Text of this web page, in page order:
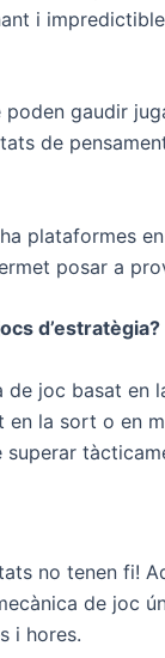
i
gaudir
de
plataformes
posar a
d’estratègia?
joc basat en
en la sort o en
no tenen fi!
de joc
i hores.